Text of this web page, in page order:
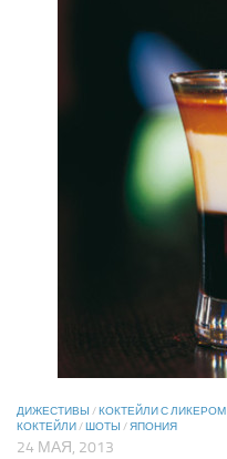
ДИЖЕСТИВЫ /КОКТЕЙЛИ С ЛИКЕРОМ
КОКТЕЙЛИ/ШОТЫ /ЯПОНИЯ
24 МАЯ, 2013